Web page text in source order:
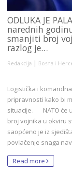
ODLUKA JE
narednih
smanjiti broj
razlog je…
Redakcija | Bosna i
Logistička i
pripravnosti kako bi
situacije. NATO će
broj vojnika u okviru
saopćeno je iz
povlačenje snaga
Read more